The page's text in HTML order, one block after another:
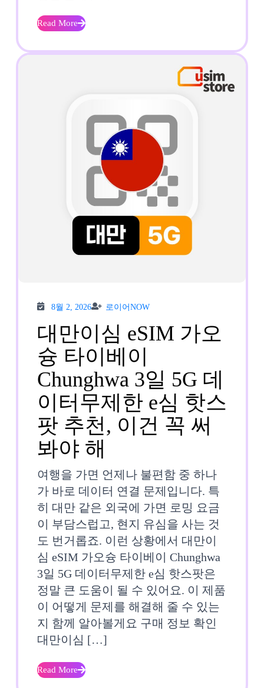
무
제
도
쿄
오
사
카
로
심
일”
솔
직
기,
끝
판
왕
G5
와
함
께
Read More
Read
8월 2, 2026
2,
2026
로이어NOW
어
NOW
대만이심 eSIM 가오
슝 타이베이
Chunghwa 3일 5G 데
이터무제한 e심 핫스
팟 추천, 이건 꼭 써
봐야 해
만
이
심
eSIM
가
오
슝
타
여행을 가면 언제나 불편함 중 하나
가 바로 데이터 연결 문제입니다. 특
히 대만 같은 외국에 가면 로밍 요금
이 부담스럽고, 현지 유심을 사는 것
도 번거롭죠. 이런 상황에서 대만이
심 eSIM 가오슝 타이베이 Chunghwa
3일 5G 데이터무제한 e심 핫스팟은
정말 큰 도움이 될 수 있어요. 이 제품
이 어떻게 문제를 해결해 줄 수 있는
지 함께 알아볼게요 구매 정보 확인
대만이심 […]
Read More
Read